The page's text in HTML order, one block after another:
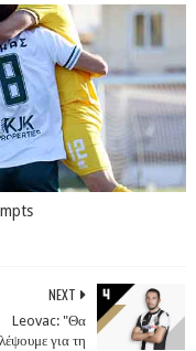
NEXT
Leovac: "Θα
για τη